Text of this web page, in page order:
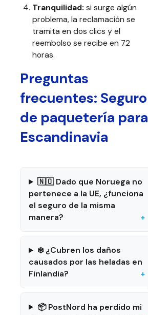
Tranquilidad: si surge algún
problema, la reclamación se
tramita en dos clics y el
reembolso se recibe en 72
horas.
Preguntas
frecuentes: Seguro
de paquetería para
Escandinavia
🇳🇴 Dado que Noruega no
pertenece a la UE, ¿funciona
el seguro de la misma
manera?
❄️ ¿Cubren los daños
causados por las heladas en
Finlandia?
📦 PostNord ha perdido mi